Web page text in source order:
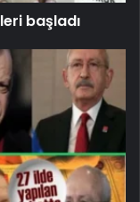
başladı